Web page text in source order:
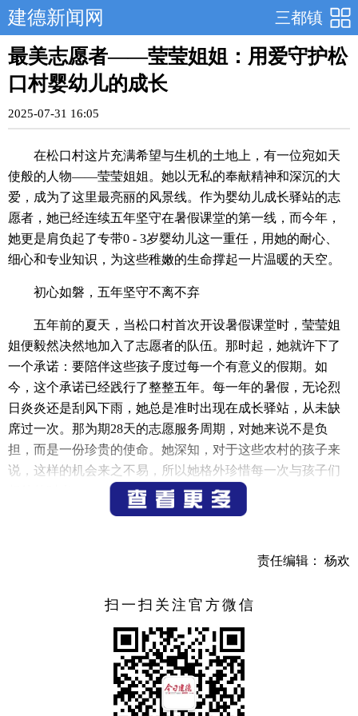
三都镇
建德新闻网
最美志愿者——莹莹姐姐：用爱守护松
口村婴幼儿的成长
2025-07-31 16:05
在松口村这片充满希望与生机的土地上，有一位宛如天
使般的人物——莹莹姐姐。她以无私的奉献精神和深沉的大
爱，成为了这里最亮丽的风景线。作为婴幼儿成长驿站的志
愿者，她已经连续五年坚守在暑假课堂的第一线，而今年，
她更是肩负起了专带0 - 3岁婴幼儿这一重任，用她的耐心、
细心和专业知识，为这些稚嫩的生命撑起一片温暖的天空。
初心如磐，五年坚守不离不弃
五年前的夏天，当松口村首次开设暑假课堂时，莹莹姐
姐便毅然决然地加入了志愿者的队伍。那时起，她就许下了
一个承诺：要陪伴这些孩子度过每一个有意义的假期。如
今，这个承诺已经践行了整整五年。每一年的暑假，无论烈
日炎炎还是刮风下雨，她总是准时出现在成长驿站，从未缺
席过一次。那为期28天的志愿服务周期，对她来说不是负
担，而是一份珍贵的使命。她深知，对于这些农村的孩子来
说，这样的机会来之不易，所以她格外珍惜每一次与孩子们
今年，莹莹姐姐面临着新的挑战——专门负责照顾0 - 3
更多的关注和呵护。但他们也是最具潜力和可塑性的阶段，
有丝毫退缩，反而以更加饱满的热情投入到工作中。她系统
地学习了婴幼儿心理等相关知识，力求为孩子们提供最科
学、最适宜的成长环境。
每天清晨，当第一缕阳光洒进成长驿站时，莹莹姐姐已经开
责任编辑： 杨欢
扫一扫关注官方微信